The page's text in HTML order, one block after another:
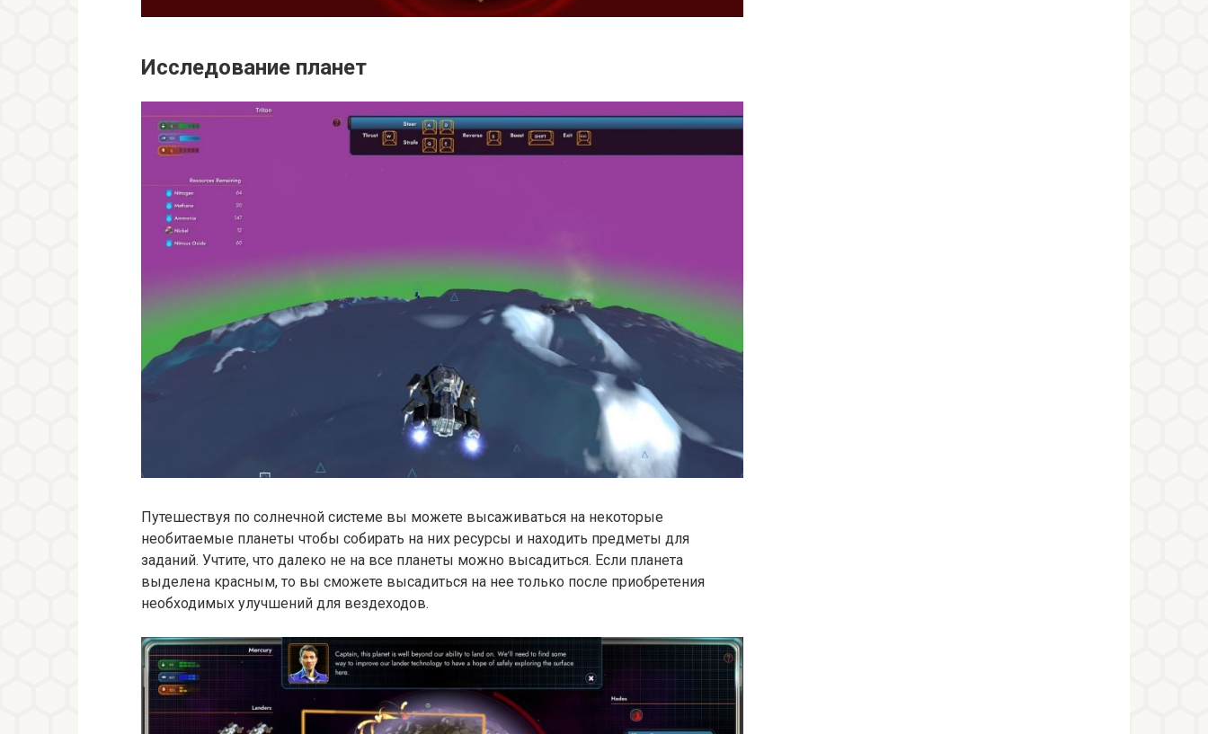
Исследование планет
Путешествуя по солнечной системе вы можете высаживаться на некоторые
необитаемые планеты чтобы собирать на них ресурсы и находить предметы для
заданий. Учтите, что далеко не на все планеты можно высадиться. Если планета
выделена красным, то вы сможете высадиться на нее только после приобретения
необходимых улучшений для вездеходов.